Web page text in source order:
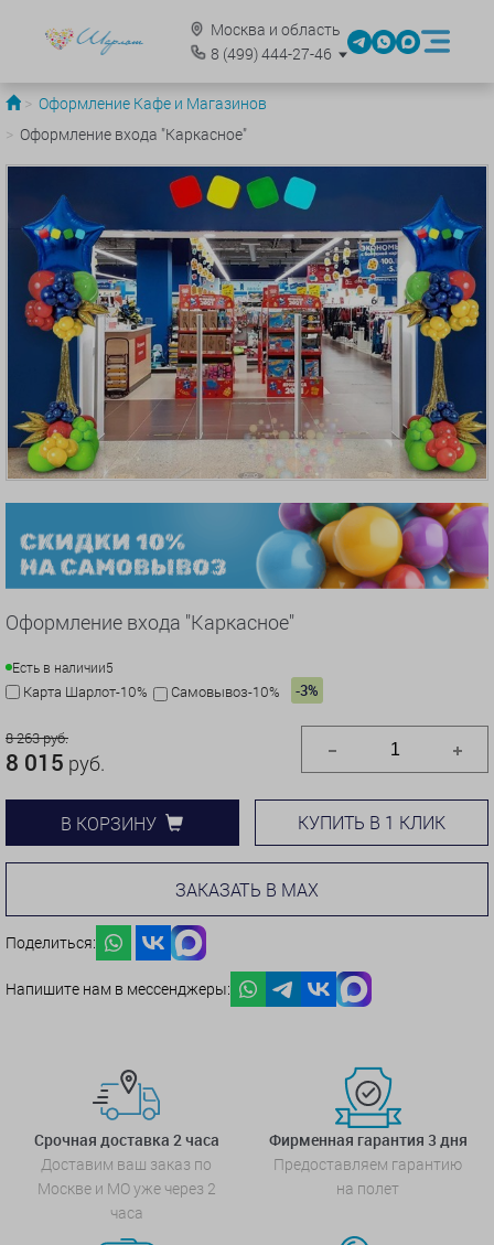
Москва и область
8 (499)444-27-46
Оформление Кафе и Магазинов
Оформление входа "Каркасное"
Оформление входа "Каркасное"
Есть в наличии5
Карта Шарлот-10% Самовывоз-10% -3%
8 263 руб.
8 015 руб.
В КОРЗИНУ КУПИТЬ В 1 КЛИК
ЗАКАЗАТЬ В MAX
Поделиться:
Напишите нам в мессенджеры:
Срочная доставка 2 часа
Доставим ваш заказ по
Москве и МО уже через 2
часа
Фирменная гарантия 3 дня
Предоставляем гарантию
на полет